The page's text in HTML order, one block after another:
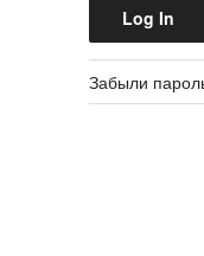
Забыли